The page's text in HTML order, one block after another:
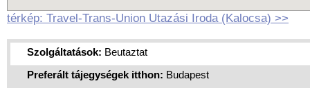
térkép: Travel-Trans-Union Utazási Iroda (Kalocsa) >>
Szolgáltatások: Beutaztat
Preferált tájegységek itthon: Budapest